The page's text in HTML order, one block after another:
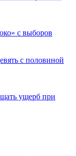
с выборов
с половиной
ущерб при